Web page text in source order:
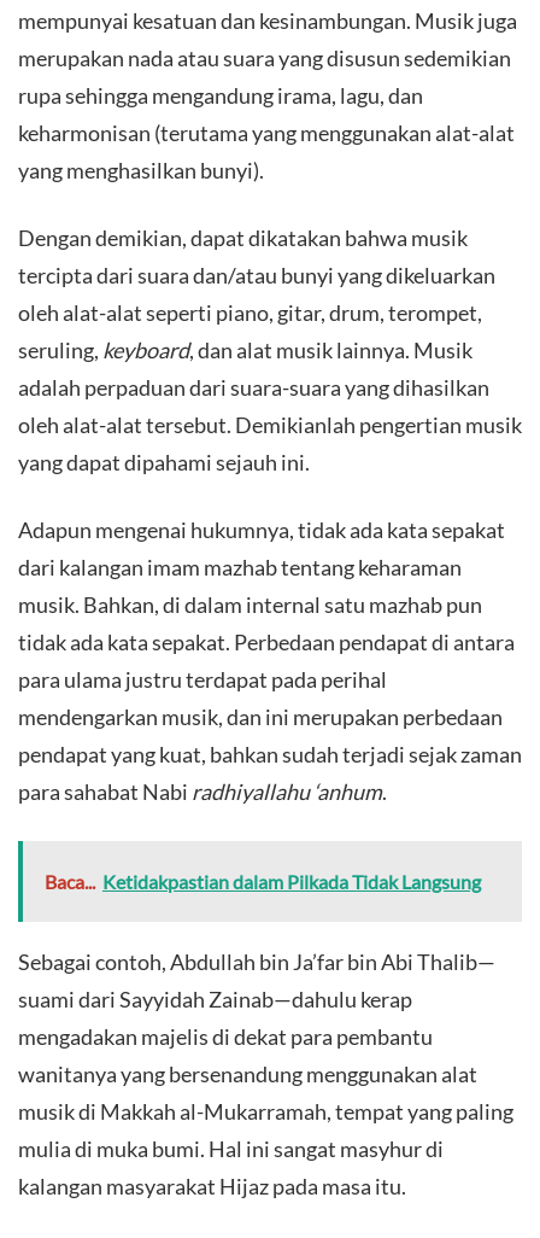
mempunyai kesatuan dan kesinambungan. Musik juga
merupakan nada atau suara yang disusun sedemikian
rupa sehingga mengandung irama, lagu, dan
keharmonisan (terutama yang menggunakan alat-alat
yang menghasilkan bunyi).
​Dengan demikian, dapat dikatakan bahwa musik
tercipta dari suara dan/atau bunyi yang dikeluarkan
oleh alat-alat seperti piano, gitar, drum, terompet,
seruling, keyboard, dan alat musik lainnya. Musik
adalah perpaduan dari suara-suara yang dihasilkan
oleh alat-alat tersebut. Demikianlah pengertian musik
yang dapat dipahami sejauh ini.
​Adapun mengenai hukumnya, tidak ada kata sepakat
dari kalangan imam mazhab tentang keharaman
musik. Bahkan, di dalam internal satu mazhab pun
tidak ada kata sepakat. Perbedaan pendapat di antara
para ulama justru terdapat pada perihal
mendengarkan musik, dan ini merupakan perbedaan
pendapat yang kuat, bahkan sudah terjadi sejak zaman
para sahabat Nabi radhiyallahu ‘anhum.
Baca... Ketidakpastian dalam Pilkada Tidak Langsung
​Sebagai contoh, Abdullah bin Ja’far bin Abi Thalib—
suami dari Sayyidah Zainab—dahulu kerap
mengadakan majelis di dekat para pembantu
wanitanya yang bersenandung menggunakan alat
musik di Makkah al-Mukarramah, tempat yang paling
mulia di muka bumi. Hal ini sangat masyhur di
kalangan masyarakat Hijaz pada masa itu.